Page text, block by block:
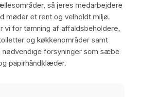
så jeres medarbejdere
møder et rent og velholdt miljø.
vi for tømning af affaldsbeholdere,
og køkkenområder samt
nødvendige forsyninger som sæbe
papirhåndklæder.